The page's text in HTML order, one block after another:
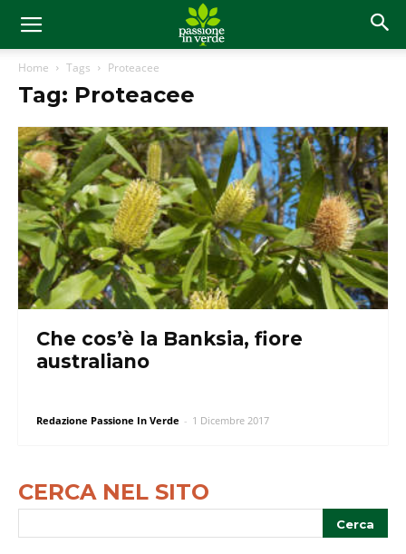
Home Tags Proteacee
Tag: Proteacee
Che cos’è la Banksia, fiore
australiano
Redazione Passione In Verde - 1 Dicembre 2017
CERCA NEL SITO